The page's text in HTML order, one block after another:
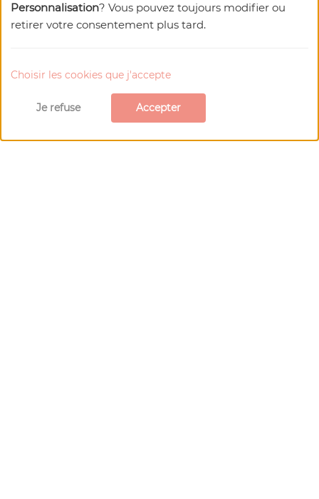
Personnalisation? Vous pouvez toujours modifier ou
retirer votre consentement plus tard.
Choisir les cookies que j'accepte
Je refuse Accepter